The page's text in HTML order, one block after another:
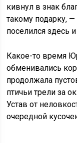
кивнул в знак
такому подарку,
поселился здесь
Какое-то время
обменивались
продолжала
птичьи трели за
Устав от
очередной